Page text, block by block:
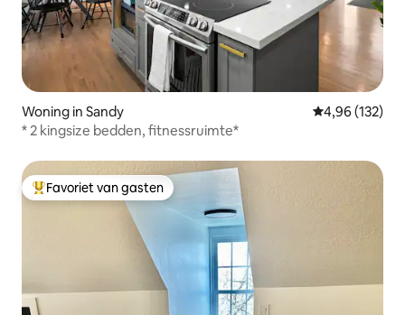
Woning in Sandy Gemiddelde
4,96 (132)
* 2 kingsize bedden, fitnessruimte*
Topfavoriet van gasten
Favoriet van gasten